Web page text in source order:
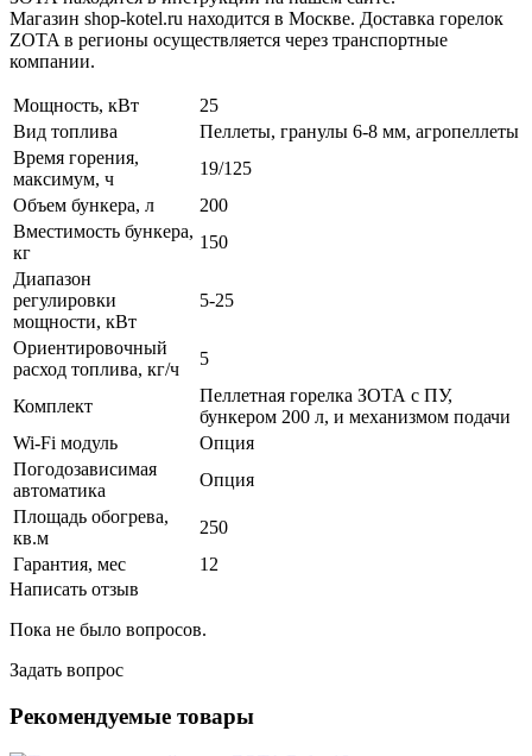
Магазин shop-kotel.ru находится в Москве. Доставка горелок
ZOTA в регионы осуществляется через транспортные
компании.
Мощность, кВт
25
Вид топлива
Пеллеты, гранулы 6-8 мм, агропеллеты
Время горения,
максимум, ч
19/125
Объем бункера, л
200
Вместимость бункера,
кг
150
Диапазон
регулировки
мощности, кВт
5-25
Ориентировочный
расход топлива, кг/ч
5
Комплект
Пеллетная горелка ЗОТА с ПУ,
бункером 200 л, и механизмом подачи
Wi-Fi модуль
Опция
Погодозависимая
автоматика
Опция
Площадь обогрева,
кв.м
250
Гарантия, мес
12
Написать отзыв
Пока не было вопросов.
Задать вопрос
Рекомендуемые товары